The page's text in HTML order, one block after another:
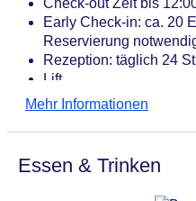
Early Check-in: ca. 20
Reservierung
Rezeption: täglich 24
Lift
Gemeinschaftslounge/
Activitypool
Tag ca. 9 EUR, Indoor,
Wasserrutschen: 1
Internet: WLAN/WiFi,
Mehr Informationen
Essen & Trinken